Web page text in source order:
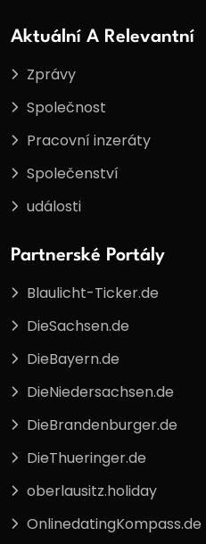
Aktuální A Relevantní
Zprávy
Společnost
Pracovní inzeráty
Společenství
události
Partnerské Portály
Blaulicht-Ticker.de
DieSachsen.de
DieBayern.de
DieNiedersachsen.de
DieBrandenburger.de
DieThueringer.de
oberlausitz.holiday
OnlinedatingKompass.de